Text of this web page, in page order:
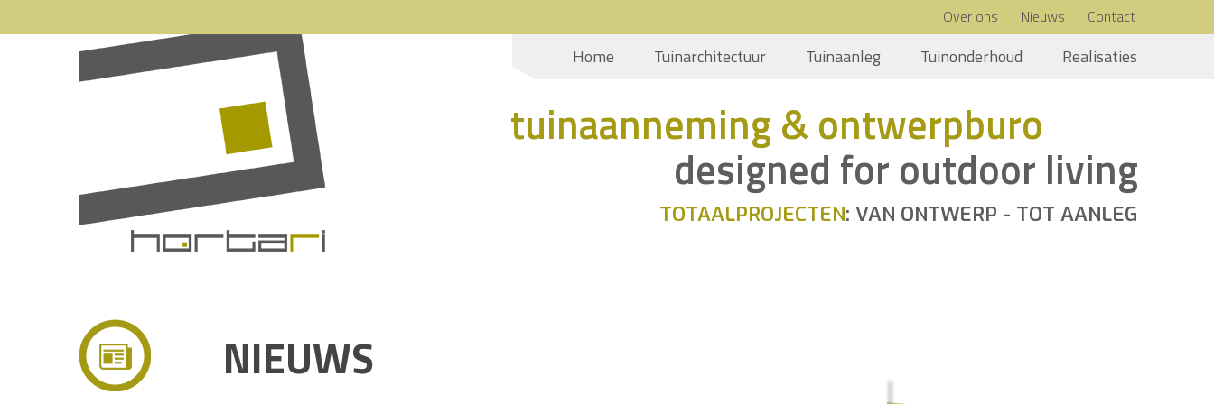
Over ons Nieuws Contact
Home Tuinarchitectuur Tuinaanleg Tuinonderhoud Realisaties
tuinaanneming & ontwerpburo
designed for outdoor living
TOTAALPROJECTEN: VAN ONTWERP - TOT AANLEG
NIEUWS